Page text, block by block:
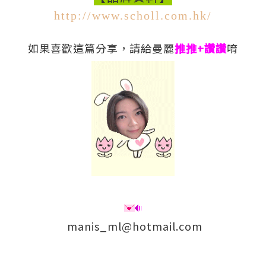
http://www.scholl.com.hk/
如果喜歡這篇分享，請給曼麗推推+讚讚唷
manis_ml@hotmail.com